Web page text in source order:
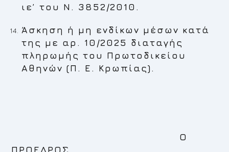
ιε’ του Ν. 3852/2010.
Άσκηση ή μη ενδίκων μέσων κατά
της με αρ. 10/2025 διαταγής
πληρωμής του Πρωτοδικείου
Αθηνών (Π. Ε. Κρωπίας).
Ο
ΠΡΟΕΔΡΟΣ